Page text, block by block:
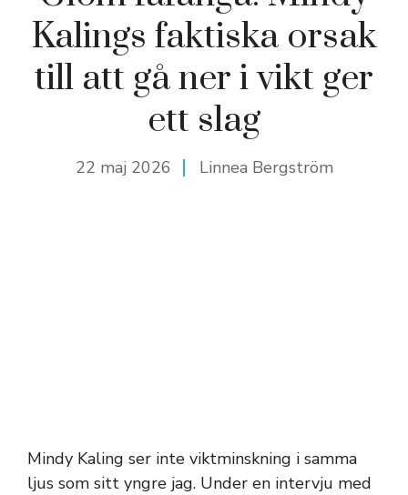
Kalings faktiska orsak
till att gå ner i vikt ger
ett slag
22 maj 2026 Linnea Bergström
Mindy Kaling ser inte viktminskning i samma
ljus som sitt yngre jag. Under en intervju med